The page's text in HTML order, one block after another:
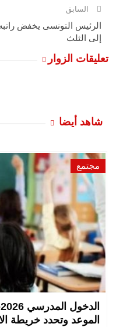
السابق
الرئيس التونسى يخفض
إلى الثلث
تعليقات الزوار
شاهد أيضا
مجتمع
الموعد وتحدد خريطة